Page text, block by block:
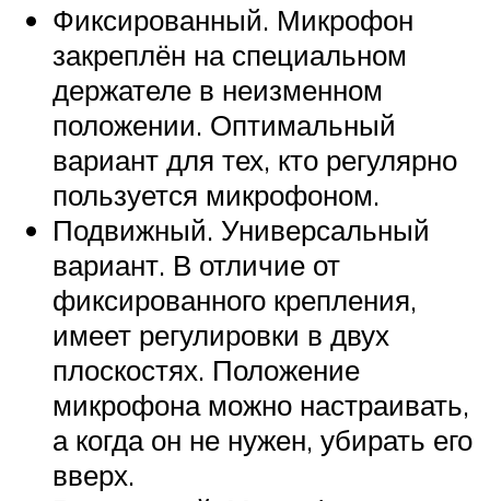
Фиксированный. Микрофон
закреплён на специальном
держателе в неизменном
положении. Оптимальный
вариант для тех, кто регулярно
пользуется микрофоном.
Подвижный. Универсальный
вариант. В отличие от
фиксированного крепления,
имеет регулировки в двух
плоскостях. Положение
микрофона можно настраивать,
а когда он не нужен, убирать его
вверх.